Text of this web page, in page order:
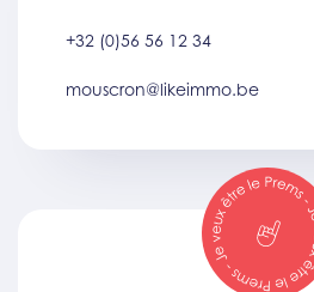
+32 (0)56 56 12 34
mouscron@likeimmo.be